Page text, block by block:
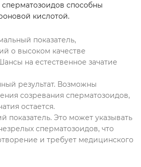
сперматозоидов способны
кислотой.
показатель,
о высоком качестве
на естественное зачатие
результат. Возможны
созревания сперматозоидов,
остается.
показатель. Это может указывать
сперматозоидов, что
и требует медицинского